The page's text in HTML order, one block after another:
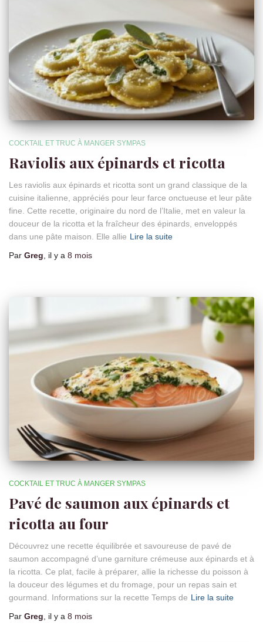
COCKTAIL ET TRUC À MANGER SYMPAS
Raviolis aux épinards et ricotta
Les raviolis aux épinards et ricotta sont un grand classique de la
cuisine italienne, appréciés pour leur farce onctueuse et leur pâte
fine. Cette recette, originaire du nord de l’Italie, met en valeur la
douceur de la ricotta et la fraîcheur des épinards, enveloppés
dans une pâte maison. Elle allie Lire la suite
Par Greg, il y a 8 mois
COCKTAIL ET TRUC À MANGER SYMPAS
Pavé de saumon aux épinards et
ricotta au four
Découvrez une recette équilibrée et savoureuse de pavé de
saumon accompagné d’une garniture crémeuse aux épinards et à
la ricotta. Ce plat, facile à préparer, allie la richesse du poisson à
la douceur des légumes et du fromage, pour un repas sain et
gourmand. Informations sur la recette Temps de Lire la suite
Par Greg , il y a 8 mois